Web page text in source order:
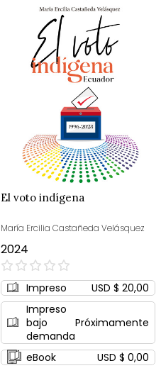
El voto indígena
María Ercilia Castañeda Velásquez
2024
0%
Impreso
USD $ 20,00
Impreso
bajo
demanda
Próximamente
eBook USD $ 0,00